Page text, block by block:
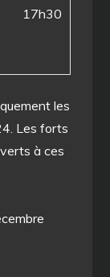
17h30
les
Les forts
à ces